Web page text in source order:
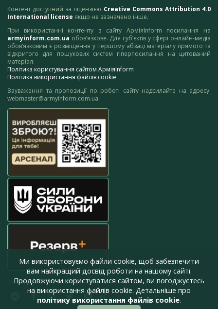
Контент доступний за ліцензією Creative Commons Attribution 4.0
International license якщо не зазначено інше.
При використанні контенту з сайту АрміяInform посилання на
armyinform.com.ua обов’язкове. Для суб’єктів у сфері онлайн-медіа
обов’язковим є розміщення у першому абзаці матеріалу прямого та
відкритого для пошукових систем гіперпосилання на цитований
матеріал.
Політика користування сайтом АрміяInform
Політика використання файлів cookie
Зауваження та пропозиції по роботі сайту надсилайте на адресу:
webmaster@armyinform.com.ua
press@armyinform.com.ua
Ми використовуємо файли cookie, щоб забезпечити
вам найкращий досвід роботи на нашому сайті.
Продовжуючи користуватися сайтом, ви погоджуєтесь
на використання файлів cookie. Детальніше про
політику використання файлів cookie.